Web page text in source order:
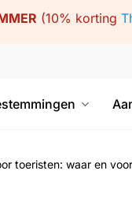
(10% korting
toeristen: waar en